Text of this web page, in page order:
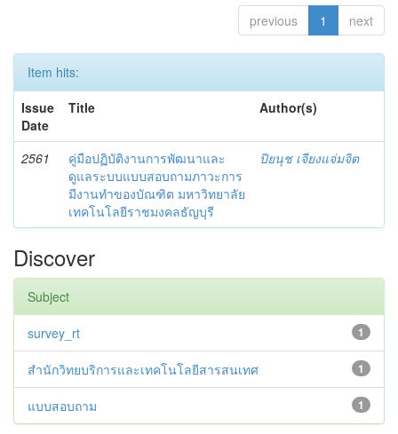
previous 1 next
Item hits:
Issue
Date
Title Author(s)
2561
คู่มือปฏิบัติงานการพัฒนาและ
ดูแลระบบแบบสอบถามภาวะการ
มีงานทำของบัณฑิต มหาวิทยาลัย
เทคโนโลยีราชมงคลธัญบุรี
ปิยนุช เจียงแจ่มจิต
Discover
Subject
1
survey_rt
1
สำนักวิทยบริการและเทคโนโลยีสารสนเทศ
1
แบบสอบถาม